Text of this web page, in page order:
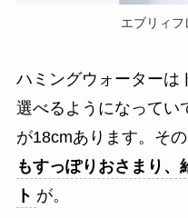
エブリィフ
ハミングウォーターは
選べるようになってい
が18cmあります。そ
もすっぽりおさまり、
ト が。